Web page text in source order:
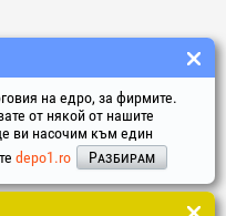
на едро, за фирмите.
от някой от нашите
ви насочим към един
depo1.ro Разбирам